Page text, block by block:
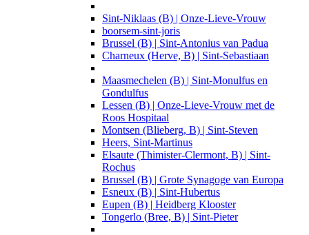
Sint-Niklaas (B) | Onze-Lieve-Vrouw
boorsem-sint-joris
Brussel (B) | Sint-Antonius van Padua
Charneux (Herve, B) | Sint-Sebastiaan
Maasmechelen (B) | Sint-Monulfus en
Gondulfus
Lessen (B) | Onze-Lieve-Vrouw met de
Roos Hospitaal
Montsen (Blieberg, B) | Sint-Steven
Heers, Sint-Martinus
Elsaute (Thimister-Clermont, B) | Sint-
Rochus
Brussel (B) | Grote Synagoge van Europa
Esneux (B) | Sint-Hubertus
Eupen (B) | Heidberg Klooster
Tongerlo (Bree, B) | Sint-Pieter